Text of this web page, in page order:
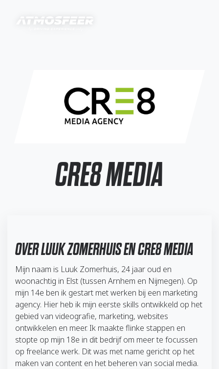
CRE8 MEDIA
OVER LUUK ZOMERHUIS EN CRE8 MEDIA
Mijn naam is Luuk Zomerhuis, 24 jaar oud en
woonachtig in Elst (tussen Arnhem en Nijmegen). Op
mijn 14e ben ik gestart met werken bij een marketing
agency. Hier heb ik mijn eerste skills ontwikkeld op het
gebied van videografie, marketing, websites
ontwikkelen en meer. Ik maakte flinke stappen en
stopte op mijn 18e in dit bedrijf om meer te focussen
op freelance werk. Dit was met name gericht op het
maken van content en het beheren van social media.